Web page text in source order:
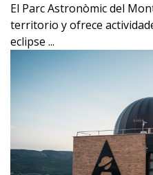
El Parc Astronòmic del
territorio y ofrece
eclipse ...